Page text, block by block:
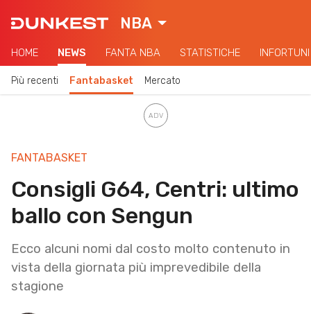
NBA
HOME NEWS FANTA NBA STATISTICHE INFORTUNI
Più recenti Fantabasket Mercato
FANTABASKET
Consigli G64, Centri: ultimo
ballo con Sengun
Ecco alcuni nomi dal costo molto contenuto in
vista della giornata più imprevedibile della
stagione